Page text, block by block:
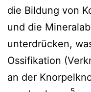
die Bildung von
und die
unterdrücken,
Ossifikation
an der